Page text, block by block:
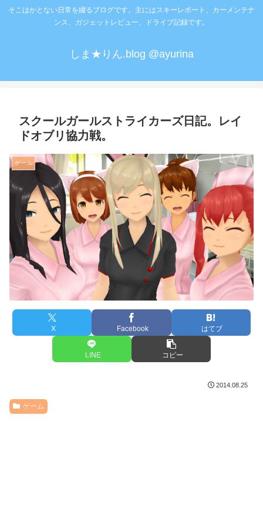
そこはかとない日常を綴るブログです。主にはスキーレポート、カーメンテナ
ンス、ガジェットレビュー、ドライブ記録です。
しま★りん.blog @ayurina
スクールガールストライカーズ日記。レイ
ドオブリ協力戦。
ゲーム
X Facebook はてブ
LINE コピー
2014.08.25
ゲーム